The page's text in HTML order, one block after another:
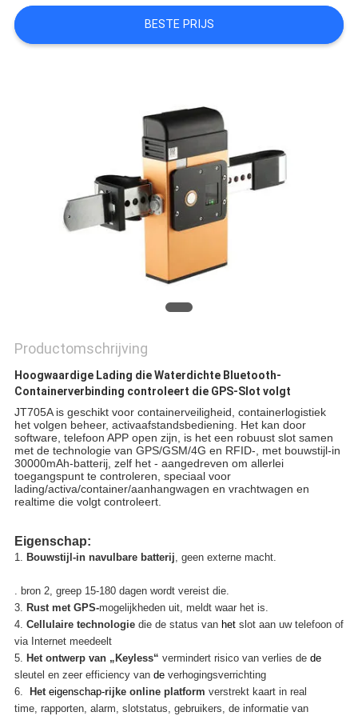
PRIVACY
BESTE PRIJS
Productomschrijving
Hoogwaardige Lading die Waterdichte Bluetooth-
Containerverbinding controleert die GPS-Slot volgt
JT705A is geschikt voor containerveiligheid, containerlogistiek
het volgen beheer, activaafstandsbediening. Het kan door
software, telefoon APP open zijn, is heteen robuust slot samen
met de technologie van GPS/GSM/4G en RFID-, met bouwstijl-in
30000mAh-batterij, zelf het - aangedreven om allerlei
toegangspunt te controleren, speciaal voor
lading/activa/container/aanhangwagen en vrachtwagen en
realtime die volgt controleert.
Eigenschap:
1. Bouwstijl-in navulbare batterij, geen externemacht.
. bron 2, greep 15-180 dagen wordt vereist die.
3. Rust met GPS-mogelijkheden uit, meldt waar het is.
4. Cellulaire technologie die destatus vanhet slotaan uw telefoon of
via Internet meedeelt
5. Het ontwerp van „Keyless“ vermindert risico van verlies dede
sleutel en zeer efficiency vande verhogingsverrichting
6.
Heteigenschap-rijke online platform verstrekt kaart in real
time, rapporten, alarm, slotstatus, gebruikers, de informatie van